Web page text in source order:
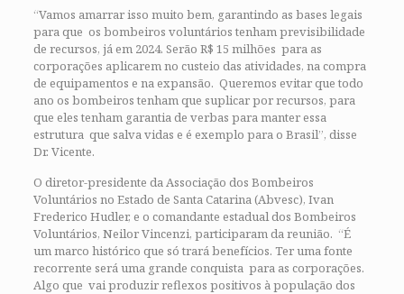
“Vamos amarrar isso muito bem, garantindo as bases legais
para que os bombeiros voluntários tenham previsibilidade
de recursos, já em 2024. Serão R$ 15 milhões para as
corporações aplicarem no custeio das atividades, na compra
de equipamentos e na expansão. Queremos evitar que todo
ano os bombeiros tenham que suplicar por recursos, para
que eles tenham garantia de verbas para manter essa
estrutura que salva vidas e é exemplo para o Brasil”, disse
Dr. Vicente.
O diretor-presidente da Associação dos Bombeiros
Voluntários no Estado de Santa Catarina (Abvesc), Ivan
Frederico Hudler, e o comandante estadual dos Bombeiros
Voluntários, Neilor Vincenzi, participaram da reunião. “É
um marco histórico que só trará benefícios. Ter uma fonte
recorrente será uma grande conquista para as corporações.
Algo que vai produzir reflexos positivos à população dos